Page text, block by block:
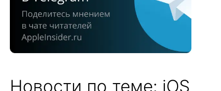
Новости по теме: iOS